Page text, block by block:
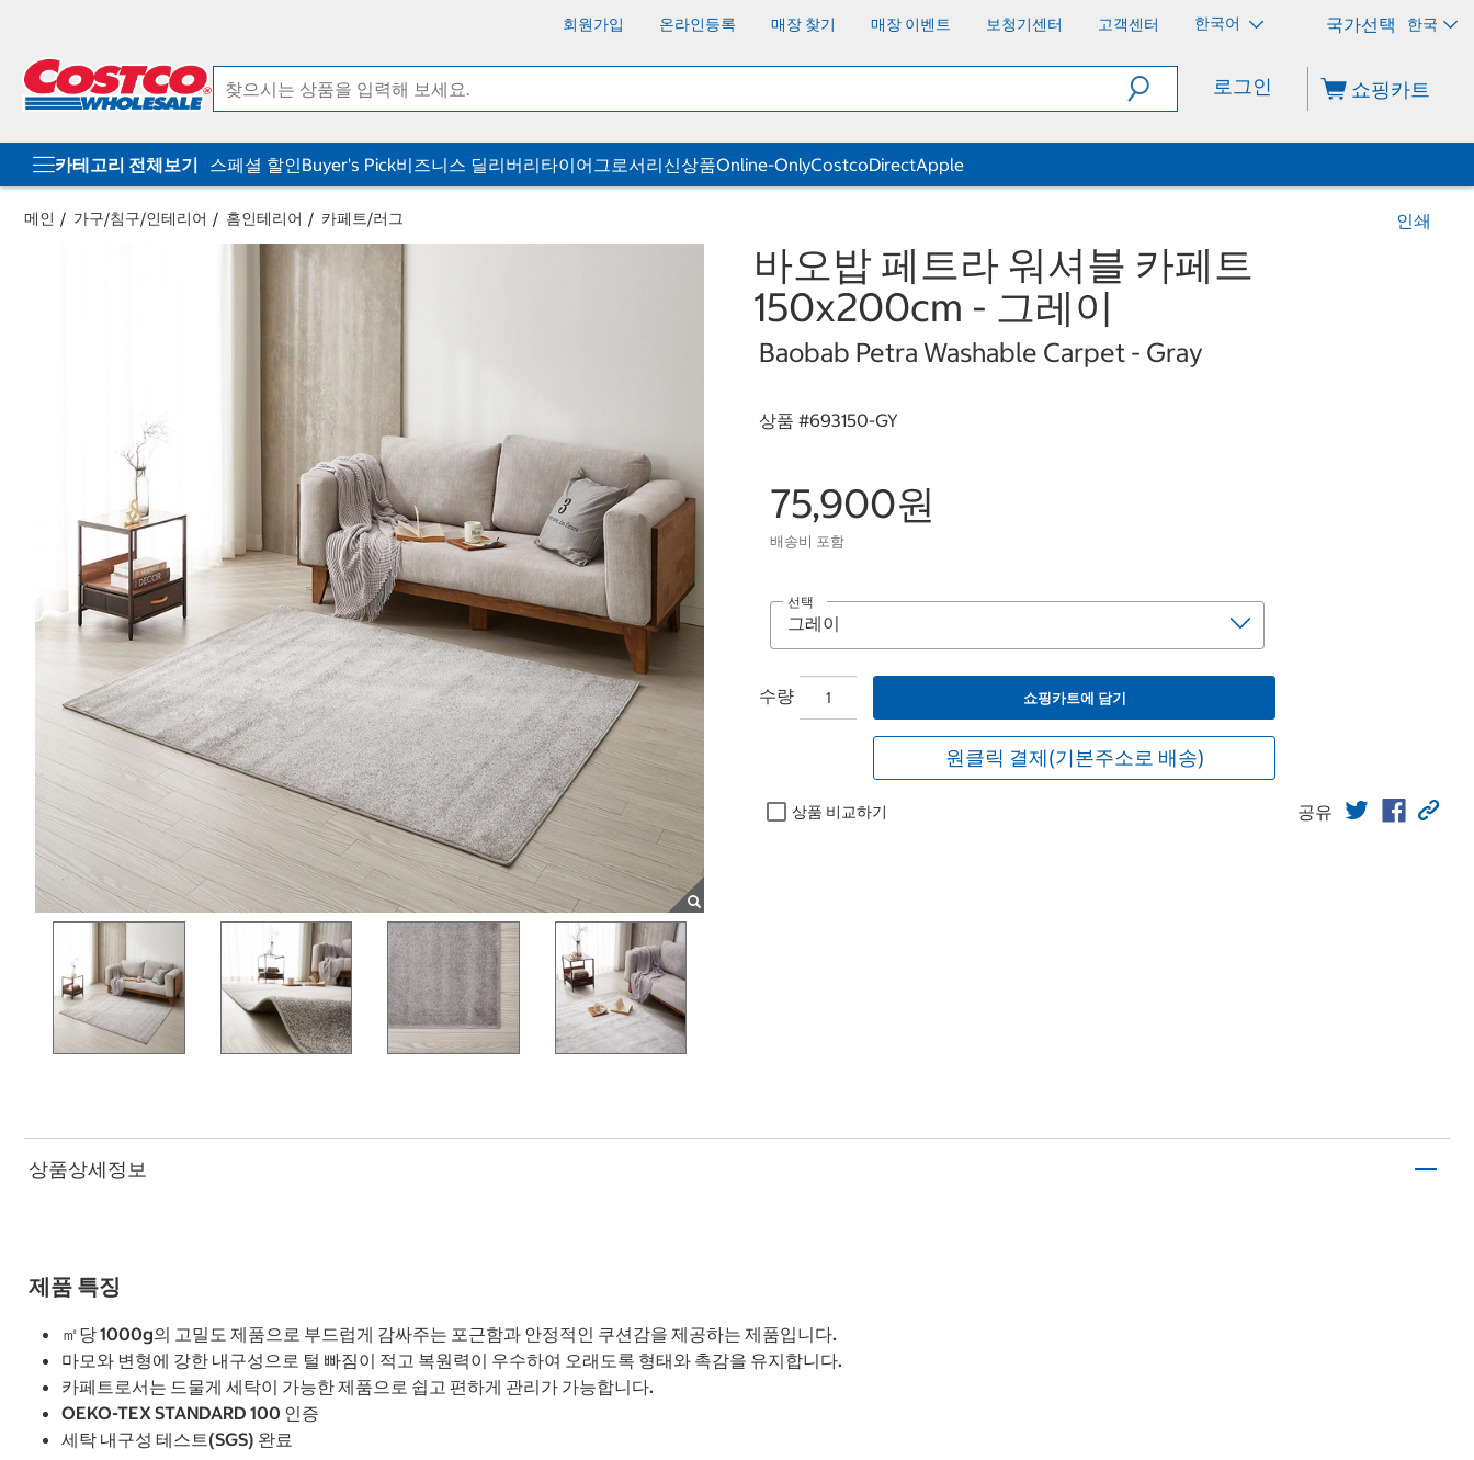
회원가입 온라인등록 매장 찾기 매장 이벤트 보청기센터 고객센터 한국어 한국
로그인 쇼핑카트
카테고리 전체보기 스페셜 할인Buyer's Pick비즈니스 딜리버리타이어그로서리신상품Online-OnlyCostcoDirectApple
메인 가구/침구/인테리어 홈인테리어 카페트/러그 인쇄
바오밥 페트라 워셔블 카페트
150x200cm - 그레이
Baobab Petra Washable Carpet - Gray
상품 #693150-GY
75,900원
배송비 포함
선택
수량 쇼핑카트에 담기
원클릭 결제(기본주소로 배송)
상품 비교하기 공유
상품상세정보
제품 특징
㎡당 1000g의 고밀도 제품으로 부드럽게 감싸주는 포근함과 안정적인 쿠션감을 제공하는 제품입니다.
마모와 변형에 강한 내구성으로 털 빠짐이 적고 복원력이 우수하여 오래도록 형태와 촉감을 유지합니다.
카페트로서는 드물게 세탁이 가능한 제품으로 쉽고 편하게 관리가 가능합니다.
OEKO-TEX STANDARD 100 인증
세탁 내구성 테스트(SGS) 완료